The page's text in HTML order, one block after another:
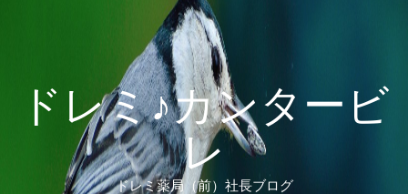
ドレミ♪カンタービ
レ
ドレミ薬局（前）社長ブログ